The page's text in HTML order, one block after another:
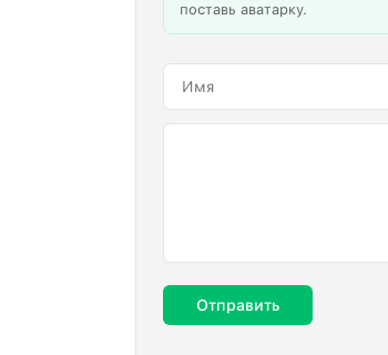
поставь аватарку.
Отправить